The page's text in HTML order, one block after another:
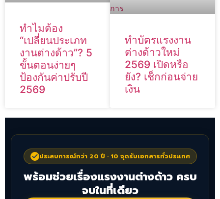
ทำไมต้อง
“เปลี่ยนประเภท
งานต่างด้าว”? 5
ขั้นตอนง่ายๆ
ป้องกันค่าปรับปี
2569
ทำบัตรแรงงาน
ต่างด้าวใหม่
2569 เปิดหรือ
ยัง? เช็กก่อนจ่าย
เงิน
ประสบการณ์กว่า 20 ปี · 10 จุดรับเอกสารทั่วประเทศ
พร้อมช่วยเรื่องแรงงานต่างด้าว ครบ
จบในที่เดียว